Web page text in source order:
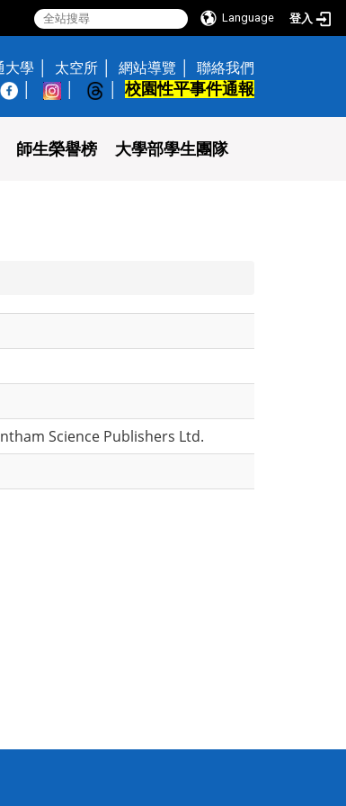
Language 登入
大學 太空所 網站導覽
聯絡我們
校園性平事件通報
師生榮譽榜 大學部學生團隊
Science Publishers Ltd.